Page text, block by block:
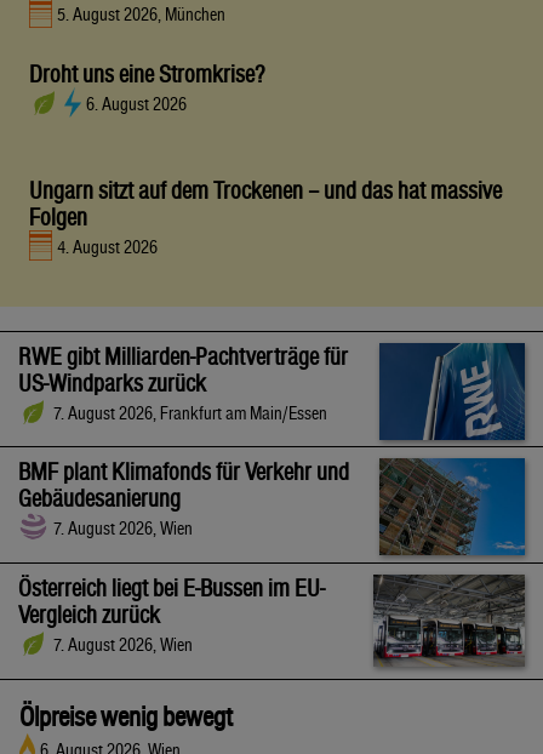
5. August 2026, München
Droht uns eine Stromkrise?
6. August 2026
Ungarn sitzt auf dem Trockenen – und das hat massive
Folgen
4. August 2026
RWE gibt Milliarden-Pachtverträge für
US-Windparks zurück
7. August 2026, Frankfurt am Main/Essen
BMF plant Klimafonds für Verkehr und
Gebäudesanierung
7. August 2026, Wien
Österreich liegt bei E-Bussen im EU-
Vergleich zurück
7. August 2026, Wien
Ölpreise wenig bewegt